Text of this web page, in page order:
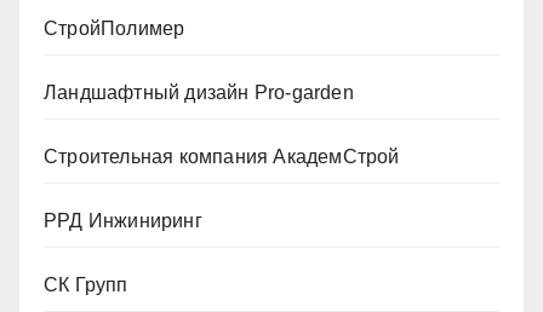
СтройПолимер
Ландшафтный дизайн Pro-garden
Строительная компания АкадемСтрой
РРД Инжиниринг
СК Групп